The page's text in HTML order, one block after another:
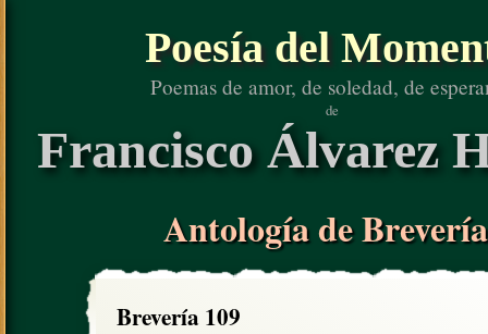
Poesía del
Poemas de amor, de soledad, de
de
Francisco Álvarez
Antología de
Brevería 109